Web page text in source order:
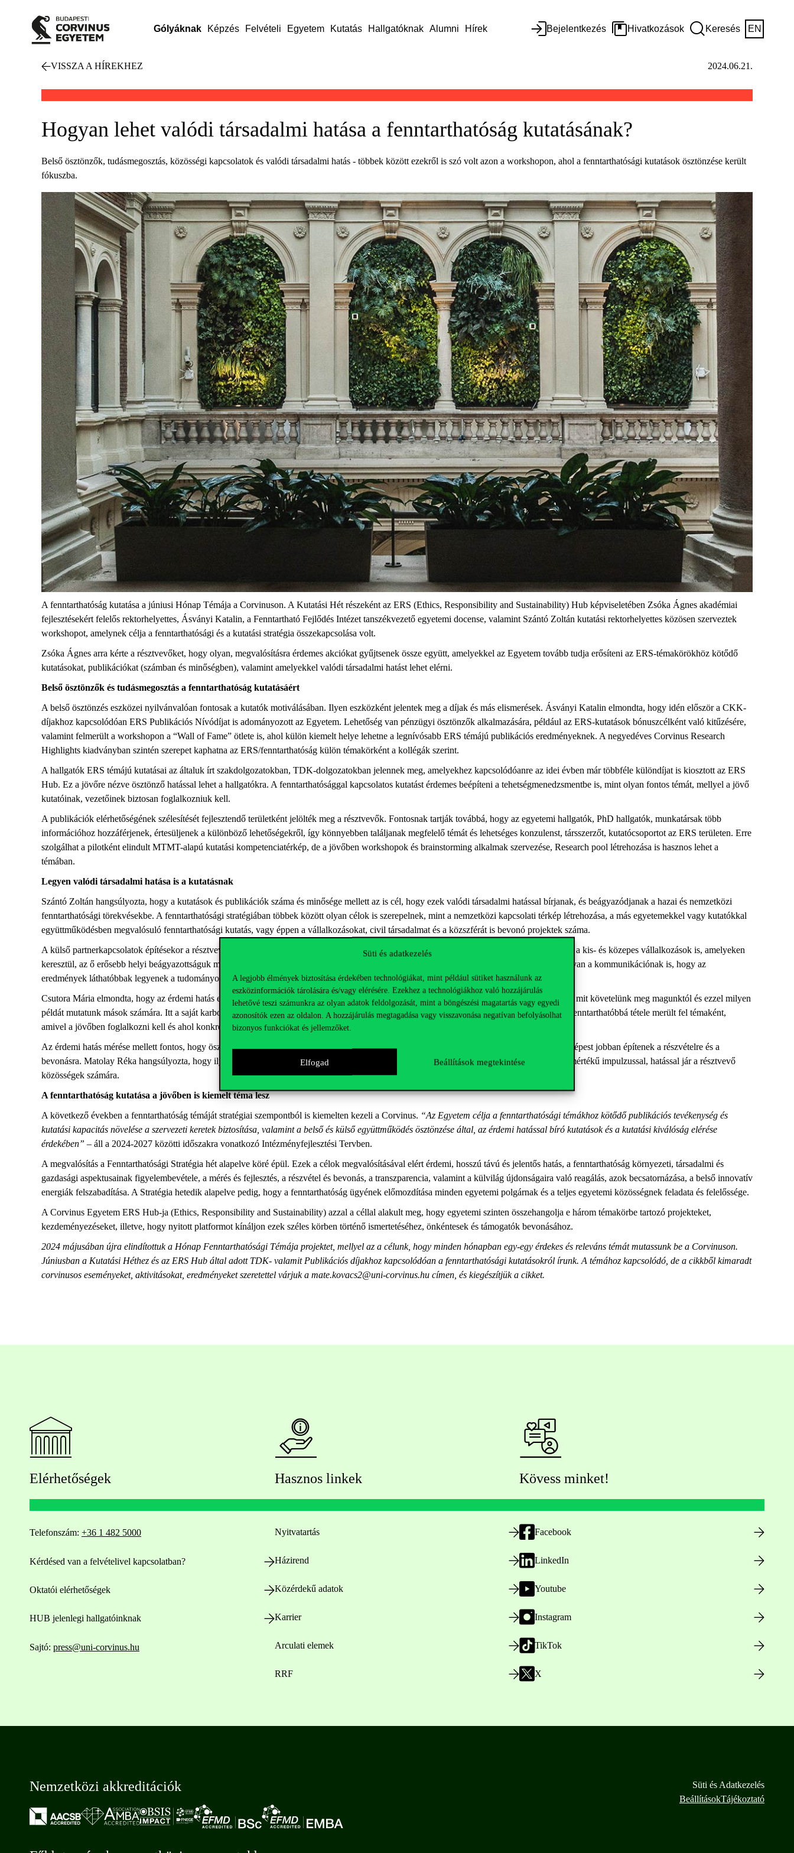
Süti és adatkezelés
A legjobb élmények biztosítása érdekében technológiákat, mint például sütiket használunk az
eszközinformációk tárolására és/vagy elérésére. Ezekhez a technológiákhoz való hozzájárulás
lehetővé teszi számunkra az olyan adatok feldolgozását, mint a böngészési magatartás vagy egyedi
azonosítók ezen az oldalon. A hozzájárulás megtagadása vagy visszavonása negatívan befolyásolhat
bizonyos funkciókat és jellemzőket.
Elfogad Beállítások megtekintése
Gólyáknak Képzés Felvételi Egyetem Kutatás Hallgatóknak Alumni Hírek Bejelentkezés Hivatkozások Keresés EN
VISSZA A HÍREKHEZ 2024.06.21.
Hogyan lehet valódi társadalmi hatása a fenntarthatóság kutatásának?
Belső ösztönzők, tudásmegosztás, közösségi kapcsolatok és valódi társadalmi hatás - többek között ezekről is szó volt azon a workshopon, ahol a fenntarthatósági kutatások ösztönzése került
fókuszba.
A fenntarthatóság kutatása a júniusi Hónap Témája a Corvinuson. A Kutatási Hét részeként az ERS (Ethics, Responsibility and Sustainability) Hub képviseletében Zsóka Ágnes akadémiai
fejlesztésekért felelős rektorhelyettes, Ásványi Katalin, a Fenntartható Fejlődés Intézet tanszékvezető egyetemi docense, valamint Szántó Zoltán kutatási rektorhelyettes közösen szerveztek
workshopot, amelynek célja a fenntarthatósági és a kutatási stratégia összekapcsolása volt.
Zsóka Ágnes arra kérte a résztvevőket, hogy olyan, megvalósításra érdemes akciókat gyűjtsenek össze együtt, amelyekkel az Egyetem tovább tudja erősíteni az ERS-témakörökhöz kötődő
kutatásokat, publikációkat (számban és minőségben), valamint amelyekkel valódi társadalmi hatást lehet elérni.
Belső ösztönzők és tudásmegosztás a fenntarthatóság kutatásáért
A belső ösztönzés eszközei nyilvánvalóan fontosak a kutatók motiválásában. Ilyen eszközként jelentek meg a díjak és más elismerések. Ásványi Katalin elmondta, hogy idén először a CKK-
díjakhoz kapcsolódóan ERS Publikációs Nívódíjat is adományozott az Egyetem. Lehetőség van pénzügyi ösztönzők alkalmazására, például az ERS-kutatások bónuszcélként való kitűzésére,
valamint felmerült a workshopon a “Wall of Fame” ötlete is, ahol külön kiemelt helye lehetne a legnívósabb ERS témájú publikációs eredményeknek. A negyedéves Corvinus Research
Highlights kiadványban szintén szerepet kaphatna az ERS/fenntarthatóság külön témakörként a kollégák szerint.
A hallgatók ERS témájú kutatásai az általuk írt szakdolgozatokban, TDK-dolgozatokban jelennek meg, amelyekhez kapcsolódóanre az idei évben már többféle különdíjat is kiosztott az ERS
Hub. Ez a jövőre nézve ösztönző hatással lehet a hallgatókra. A fenntarthatósággal kapcsolatos kutatást érdemes beépíteni a tehetségmenedzsmentbe is, mint olyan fontos témát, mellyel a jövő
kutatóinak, vezetőinek biztosan foglalkozniuk kell.
A publikációk elérhetőségének szélesítését fejlesztendő területként jelölték meg a résztvevők. Fontosnak tartják továbbá, hogy az egyetemi hallgatók, PhD hallgatók, munkatársak több
információhoz hozzáférjenek, értesüljenek a különböző lehetőségekről, így könnyebben találjanak megfelelő témát és lehetséges konzulenst, társszerzőt, kutatócsoportot az ERS területen. Erre
szolgálhat a pilotként elindult MTMT-alapú kutatási kompetenciatérkép, de a jövőben workshopok és brainstorming alkalmak szervezése, Research pool létrehozása is hasznos lehet a
témában.
Legyen valódi társadalmi hatása is a kutatásnak
Szántó Zoltán hangsúlyozta, hogy a kutatások és publikációk száma és minősége mellett az is cél, hogy ezek valódi társadalmi hatással bírjanak, és beágyazódjanak a hazai és nemzetközi
fenntarthatósági törekvésekbe. A fenntarthatósági stratégiában többek között olyan célok is szerepelnek, mint a nemzetközi kapcsolati térkép létrehozása, a más egyetemekkel vagy kutatókkal
együttműködésben megvalósuló fenntarthatósági kutatás, vagy éppen a vállalkozásokat, civil társadalmat és a közszférát is bevonó projektek száma.
A külső partnerkapcsolatok építésekor a résztvevők szerint lényeges szempont, hogy a civil partnerek és a nagyvállalatok mellett megjelenjenek a kis- és közepes vállalkozások is, amelyeken
keresztül, az ő erősebb helyi beágyazottságuk miatt a társadalmi hatás közvetlenebb. Az együttműködések erősítésében emellett fontos szerepe van a kommunikációnak is, hogy az
eredmények láthatóbbak legyenek a tudományos közösség és a szélesebb nyilvánosság számára is, akár médiaszerepléseken keresztül.
Csutora Mária elmondta, hogy az érdemi hatás esetén a saját hitelességünk is fontos szempont, hogy mi magunk, mint kutatók vagy az egyetem mit követelünk meg magunktól és ezzel milyen
példát mutatunk mások számára. Itt a saját karbonlábnyomunk kiszámítása és csökkentése, valamint a tudományos konferenciákra való utazás fenntarthatóbbá tétele merült fel témaként,
amivel a jövőben foglalkozni kell és ahol konkrét lépéseket kell tenni, az egyetem szervezeti egységei és a hallgatók aktív bevonásával.
Az érdemi hatás mérése mellett fontos, hogy ösztönözzük az alternatív kutatási módszerek használatát, melyek a hagyományos módszerekhez képest jobban építenek a részvételre és a
bevonásra. Matolay Réka hangsúlyozta, hogy ilyen például a részvételi akciókutatás, melynek a megvalósulása már önmagában is valamilyen mértékű impulzussal, hatással jár a résztvevő
közösségek számára.
A fenntarthatóság kutatása a jövőben is kiemelt téma lesz
A következő években a fenntarthatóság témáját stratégiai szempontból is kiemelten kezeli a Corvinus. “Az Egyetem célja a fenntarthatósági témákhoz kötődő publikációs tevékenység és
kutatási kapacitás növelése a szervezeti keretek biztosítása, valamint a belső és külső együttműködés ösztönzése által, az érdemi hatással bíró kutatások és a kutatási kiválóság elérése
érdekében” – áll a 2024-2027 közötti időszakra vonatkozó Intézményfejlesztési Tervben.
A megvalósítás a Fenntarthatósági Stratégia hét alapelve köré épül. Ezek a célok megvalósításával elért érdemi, hosszú távú és jelentős hatás, a fenntarthatóság környezeti, társadalmi és
gazdasági aspektusainak figyelembevétele, a mérés és fejlesztés, a részvétel és bevonás, a transzparencia, valamint a külvilág újdonságaira való reagálás, azok becsatornázása, a belső innovatív
energiák felszabadítása. A Stratégia hetedik alapelve pedig, hogy a fenntarthatóság ügyének előmozdítása minden egyetemi polgárnak és a teljes egyetemi közösségnek feladata és felelőssége.
A Corvinus Egyetem ERS Hub-ja (Ethics, Responsibility and Sustainability) azzal a céllal alakult meg, hogy egyetemi szinten összehangolja e három témakörbe tartozó projekteket,
kezdeményezéseket, illetve, hogy nyitott platformot kínáljon ezek széles körben történő ismertetéséhez, önkéntesek és támogatók bevonásához.
2024 májusában újra elindítottuk a Hónap Fenntarthatósági Témája projektet, mellyel az a célunk, hogy minden hónapban egy-egy érdekes és releváns témát mutassunk be a Corvinuson.
Júniusban a Kutatási Héthez és az ERS Hub által adott TDK- valamit Publikációs díjakhoz kapcsolódóan a fenntarthatósági kutatásokról írunk. A témához kapcsolódó, de a cikkből kimaradt
corvinusos eseményeket, aktivitásokat, eredményeket szeretettel várjuk a mate.kovacs2@uni-corvinus.hu címen, és kiegészítjük a cikket.
Elérhetőségek
Telefonszám: +36 1 482 5000
Kérdésed van a felvételivel kapcsolatban?
Oktatói elérhetőségek
HUB jelenlegi hallgatóinknak
Sajtó: press@uni-corvinus.hu
Hasznos linkek
Nyitvatartás
Házirend
Közérdekű adatok
Karrier
Arculati elemek
RRF
Kövess minket!
Facebook
LinkedIn
Youtube
Instagram
TikTok
X
Nemzetközi akkreditációk
Süti és Adatkezelés
BeállításokTájékoztató